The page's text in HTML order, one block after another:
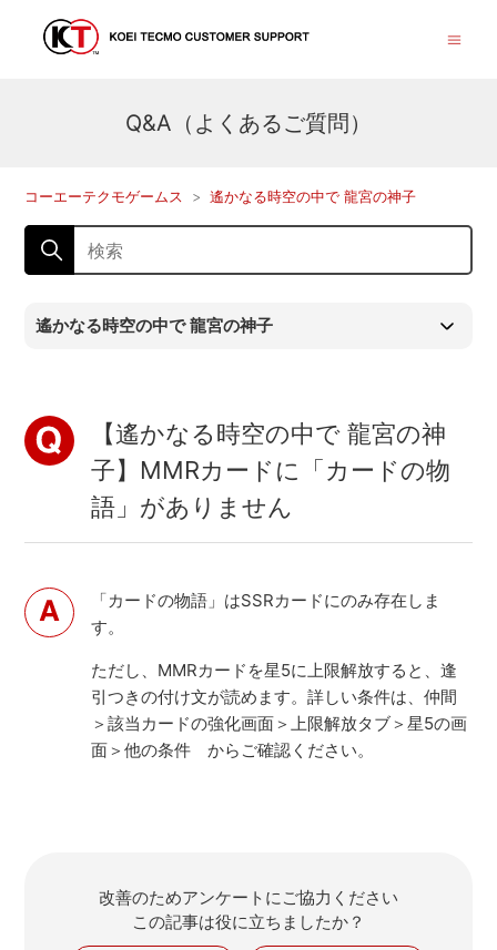
Q&A（よくあるご質問）
コーエーテクモゲームス 遙かなる時空の中で 龍宮の神子
遙かなる時空の中で 龍宮の神子
【遙かなる時空の中で 龍宮の神
子】MMRカードに「カードの物
語」がありません
「カードの物語」はSSRカードにのみ存在しま
す。
ただし、MMRカードを星5に上限解放すると、逢
引つきの付け文が読めます。詳しい条件は、仲間
＞該当カードの強化画面＞上限解放タブ＞星5の画
面＞他の条件 からご確認ください。
改善のためアンケートにご協力ください
この記事は役に立ちましたか？